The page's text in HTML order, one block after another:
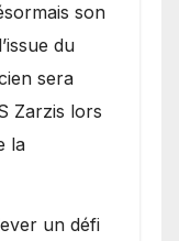
son
du
sera
Zarzis lors
la
un défi